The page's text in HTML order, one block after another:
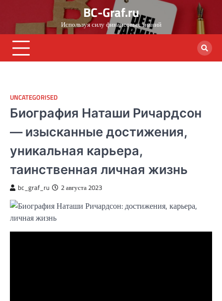
content
BC-Graf.ru
Используя силу финансовых знаний
UNCATEGORISED
Биография Наташи Ричардсон
— изысканные достижения,
уникальная карьера,
таинственная личная жизнь
bc_graf_ru 2 августа 2023